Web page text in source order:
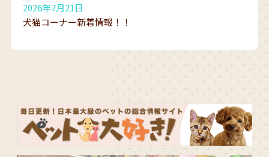
2026年7月21日
犬猫コーナー新着情報！！